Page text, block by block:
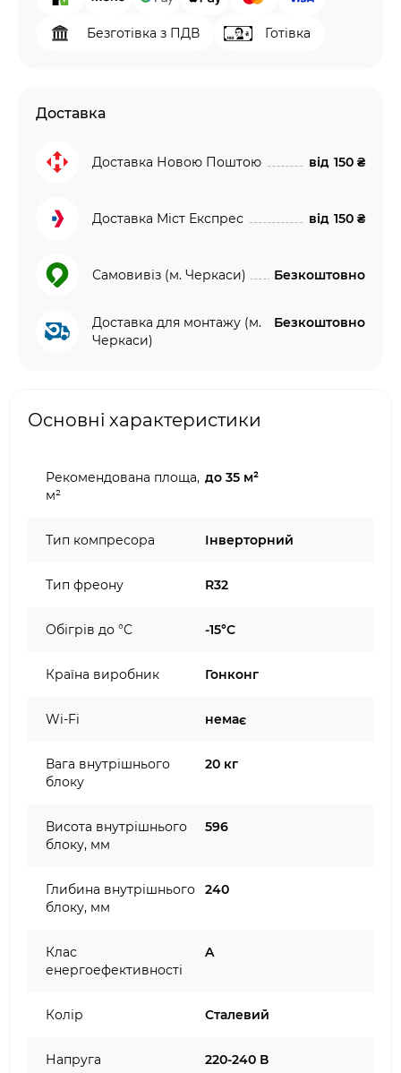
Безготівка з ПДВ Готівка
Доставка
Доставка Новою Поштою від 150 ₴
Доставка Міст Експрес від 150 ₴
Самовивіз (м. Черкаси) Безкоштовно
Доставка для монтажу (м.
Черкаси)
Безкоштовно
Основні характеристики
Рекомендована площа,
м²
до 35 м²
Тип компресора Інверторний
Тип фреону R32
Обігрів до °C -15°C
Країна виробник Гонконг
Wi-Fi немає
Вага внутрішнього
блоку
20 кг
Висота внутрішнього
блоку, мм
596
Глибина внутрішнього
блоку, мм
240
Клас
енергоефективності
A
Колір Сталевий
Напруга 220-240 В